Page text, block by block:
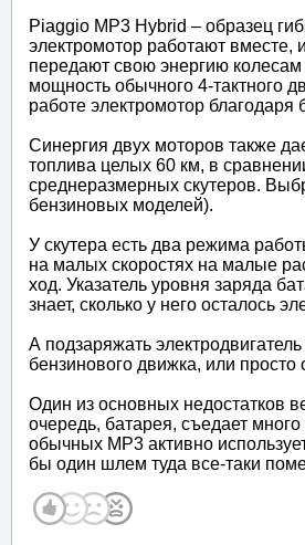
Piaggio MP3 Hybrid – образец
электромотор работают вместе,
передают свою энергию
мощность обычного 4-тактного
работе электромотор
Синергия двух моторов также
топлива целых 60 км, в
среднеразмерных скутеров.
бензиновых моделей).
У скутера есть два режима
на малых скоростях на малые
ход. Указатель уровня заряда
знает, сколько у него осталось
А подзаряжать
бензинового движка, или просто
Один из основных недостатков
очередь, батарея, съедает
обычных МР3 активно
бы один шлем туда все-таки